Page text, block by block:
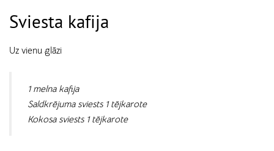
Sviesta kafija
Uz vienu glāzi
1 melna kafija
Saldkrējuma sviests 1 tējkarote
Kokosa sviests 1 tējkarote